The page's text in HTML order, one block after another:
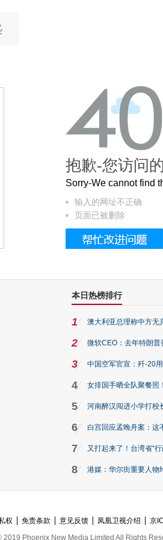
多美？
抱歉-您访问
Sorry-We cannot find
输入的网址不正确
页面已被删除
本日热榜排行
1 澳大利亚总理称中方无
2 微软CEO：去年特朗普
3 中国空军官宣：歼-20
4 女排国手晒全队聚餐照
5 河南醉汉闯进小学打校
6 白宫回应孟晚舟案：这
7 又打起来了！台湾省“
8 港媒：华尔街重要人物
权 免责条款 意见反馈 凤凰卫视介绍 京
2019 Phoenix New Media Limited All Rights